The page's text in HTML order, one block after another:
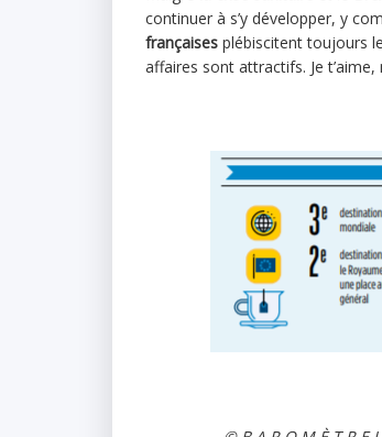
continuer à s’y développer, y
françaises plébiscitent toujours
affaires sont attractifs. Je